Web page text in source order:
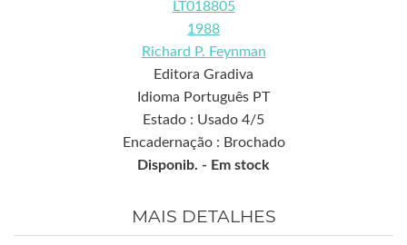
LT018805
1988
Richard P. Feynman
Editora Gradiva
Idioma Português PT
Estado : Usado 4/5
Encadernação : Brochado
Disponib. - Em stock
MAIS DETALHES